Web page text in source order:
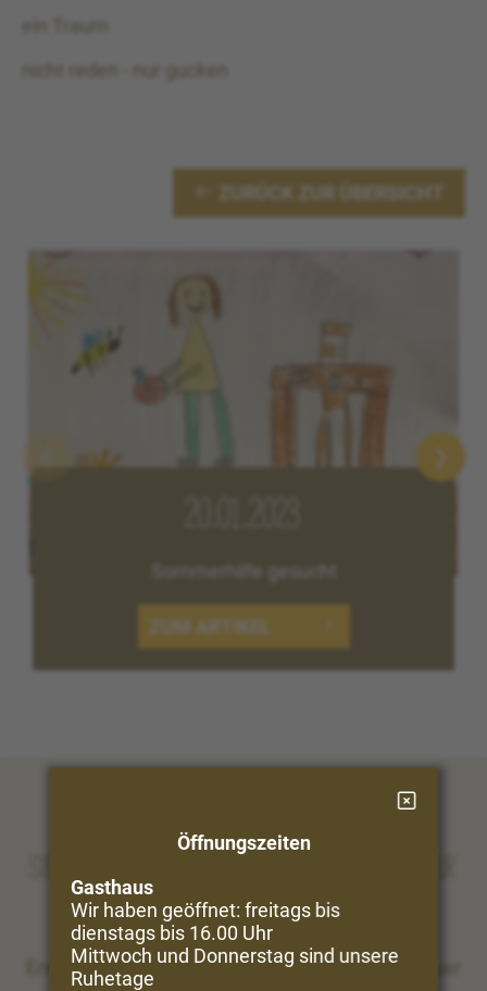
ein Traum
nicht reden - nur gucken
ZURÜCK ZUR ÜBERSICHT
Sommerhilfe gesucht
ZUM ARTIKEL
Sie träumen vom Urlaub in Bergen und Natur
Perfekt!
Erwandern Sie direkt vom Hof aus die Vinschgauer
Öffnungszeiten
Gasthaus
Wir haben geöffnet: freitags bis
dienstags bis 16.00 Uhr
Mittwoch und Donnerstag sind unsere
Ruhetage